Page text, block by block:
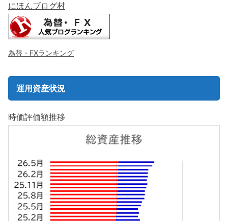
にほんブログ村
為替・FXランキング
運用資産状況
時価評価額推移